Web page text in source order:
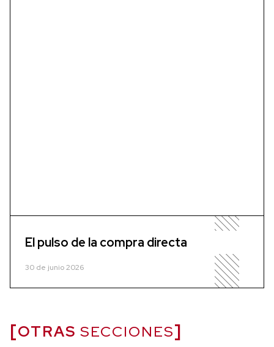
El pulso de la compra directa
30 de junio 2026
OTRAS SECCIONES